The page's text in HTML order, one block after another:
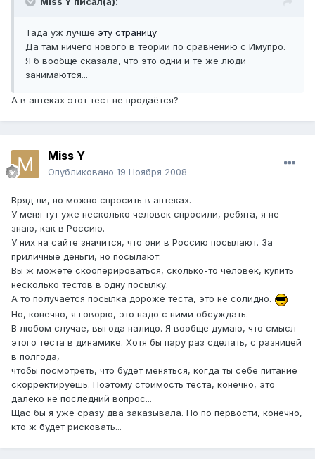
Тада уж лучше эту страницу
Да там ничего нового в теории по сравнению с Имупро.
Я б вообще сказала, что это одни и те же люди
занимаются...
А в аптеках этот тест не продаётся?
Miss Y
Опубликовано 19 Ноября 2008
Вряд ли, но можно спросить в аптеках.
У меня тут уже несколько человек спросили, ребята, я не
знаю, как в Россию.
У них на сайте значится, что они в Россию посылают. За
приличные деньги, но посылают.
Вы ж можете скооперироваться, сколько-то человек, купить
несколько тестов в одну посылку.
А то получается посылка дороже теста, это не солидно.
Но, конечно, я говорю, это надо с ними обсуждать.
В любом случае, выгода налицо. Я вообще думаю, что смысл
этого теста в динамике. Хотя бы пару раз сделать, с разницей
в полгода,
чтобы посмотреть, что будет меняться, когда ты себе питание
скорректируешь. Поэтому стоимость теста, конечно, это
далеко не последний вопрос...
Щас бы я уже сразу два заказывала. Но по первости, конечно,
кто ж будет рисковать...